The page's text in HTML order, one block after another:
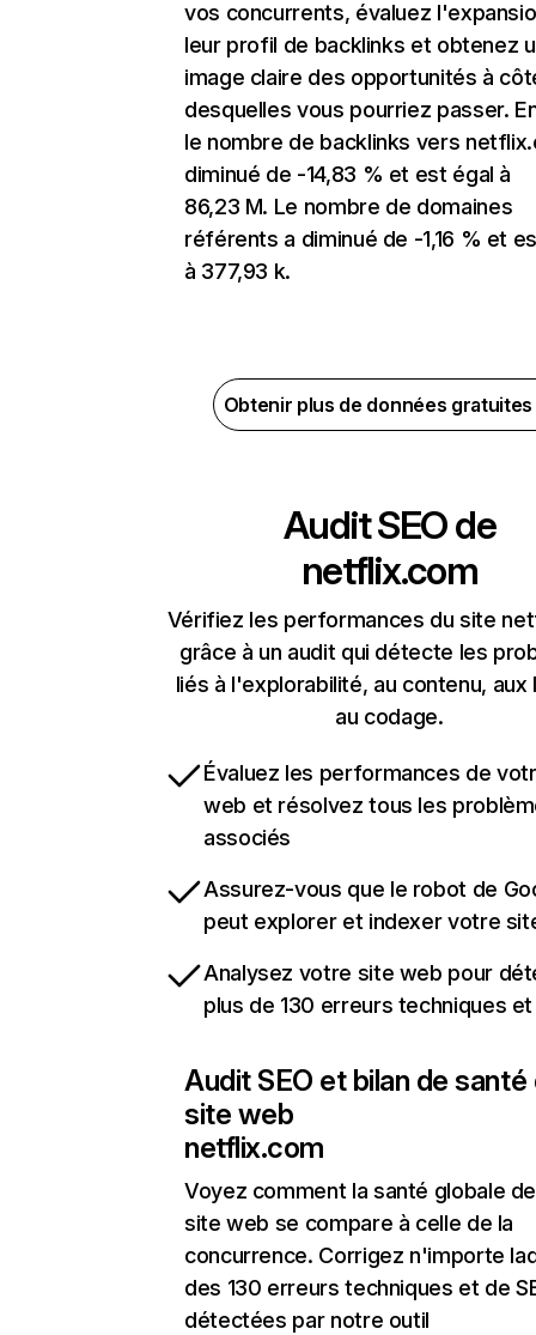
vos concurrents, évaluez
leur profil de backlinks et obtenez
image claire des opportunités à
desquelles vous pourriez passer.
le nombre de backlinks vers
diminué de -14,83 % et est égal à
86,23 M. Le nombre de domaines
référents a diminué de -1,16 % et
à 377,93 k.
Obtenir plus de données
Audit SEO de
netflix.com
Vérifiez les performances du site
grâce à un audit qui détecte les
liés à l'explorabilité, au contenu, aux
au codage.
Évaluez les performances de
web et résolvez tous les
associés
Assurez-vous que le robot de
peut explorer et indexer votre
Analysez votre site web pour
plus de 130 erreurs techniques et
Audit SEO et bilan de santé
site web
netflix.com
Voyez comment la santé globale
site web se compare à celle de la
concurrence. Corrigez n'importe
des 130 erreurs techniques et de
détectées par notre outil